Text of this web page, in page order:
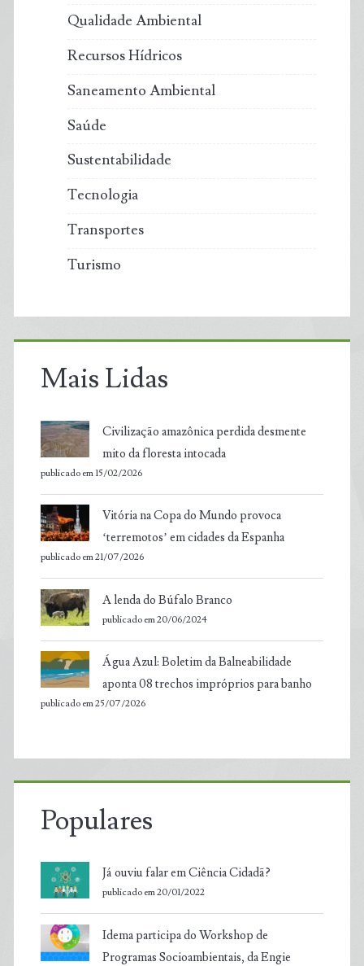
Qualidade Ambiental
Recursos Hídricos
Saneamento Ambiental
Saúde
Sustentabilidade
Tecnologia
Transportes
Turismo
Mais Lidas
Civilização amazônica perdida desmente
mito da floresta intocada
publicado em 15/02/2026
Vitória na Copa do Mundo provoca
‘terremotos’ em cidades da Espanha
publicado em 21/07/2026
A lenda do Búfalo Branco
publicado em 20/06/2024
Água Azul: Boletim da Balneabilidade
aponta 08 trechos impróprios para banho
publicado em 25/07/2026
Populares
Já ouviu falar em Ciência Cidadã?
publicado em 20/01/2022
Idema participa do Workshop de
Programas Socioambientais, da Engie